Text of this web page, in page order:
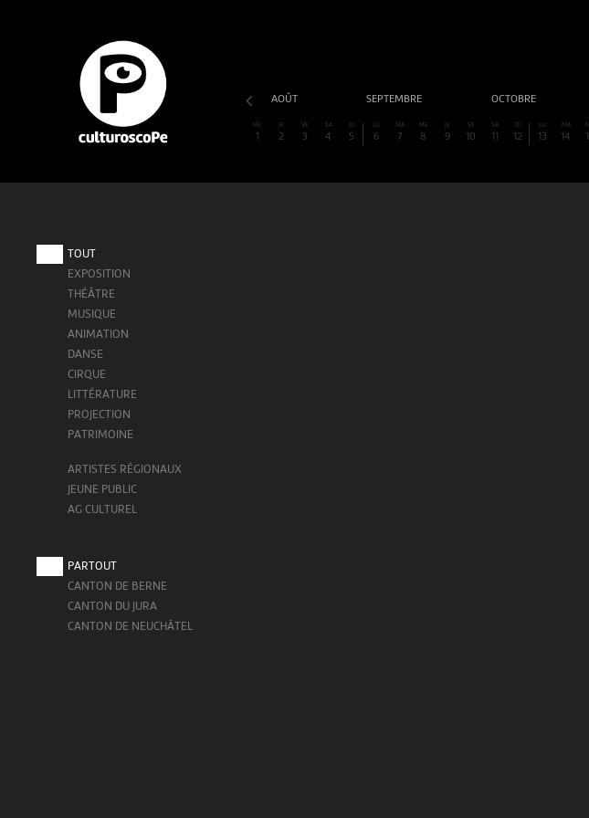
AOÛT SEPTEMBRE OCTOBRE
ME
1
JE
2
VE
3
SA
4
DI
5
LU
6
MA
7
ME
8
JE
9
VE
10
SA
11
DI
12
LU
13
MA
14
TOUT
EXPOSITION
THÉÂTRE
MUSIQUE
ANIMATION
DANSE
CIRQUE
LITTÉRATURE
PROJECTION
PATRIMOINE
ARTISTES RÉGIONAUX
JEUNE PUBLIC
AG CULTUREL
PARTOUT
CANTON DE BERNE
CANTON DU JURA
CANTON DE NEUCHÂTEL